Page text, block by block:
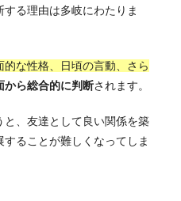
る理由は多岐にわたりま
な性格、日頃の言動、さら
から総合的に判断されます。
、友達として良い関係を築
ることが難しくなってしま